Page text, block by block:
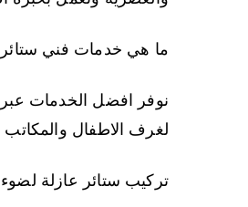
ما هي خدمات فني ستائر
نوفر افضل الخدمات عبر
لغرف الاطفال
تركيب ستائر عازلة